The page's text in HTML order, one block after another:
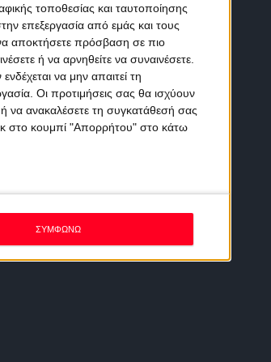
τοποθεσίας και ταυτοποίησης
επεξεργασία από εμάς και τους
αποκτήσετε πρόσβαση σε πιο
ή να αρνηθείτε να συναινέσετε.
να μην απαιτεί τη
Οι προτιμήσεις σας θα ισχύουν
να ανακαλέσετε τη συγκατάθεσή σας
στο κουμπί "Απορρήτου" στο κάτω
ΣΥΜΦΩΝΩ